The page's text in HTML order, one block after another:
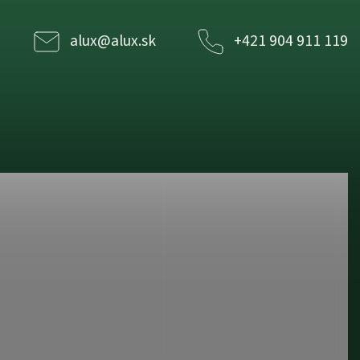
alux@alux.sk +421 904 911 119